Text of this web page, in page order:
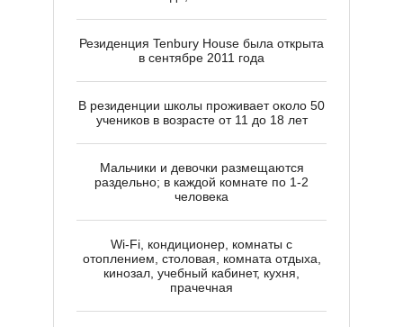
Резиденция Tenbury House была открыта
в сентябре 2011 года
В резиденции школы проживает около 50
учеников в возрасте от 11 до 18 лет
Мальчики и девочки размещаются
раздельно; в каждой комнате по 1-2
человека
Wi-Fi, кондиционер, комнаты с
отоплением, столовая, комната отдыха,
кинозал, учебный кабинет, кухня,
прачечная